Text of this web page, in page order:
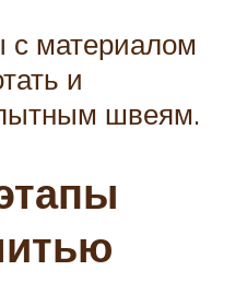
с материалом
и
швеям.